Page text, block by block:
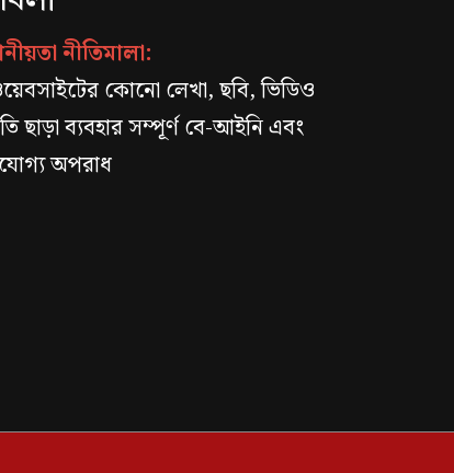
নীতিমালা:
কোনো লেখা, ছবি, ভিডিও
ছাড়া ব্যবহার সম্পূর্ণ বে-আইনি এবং
অপরাধ